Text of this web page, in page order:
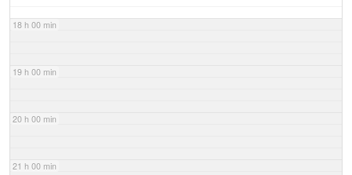
18 h 00 min
19 h 00 min
20 h 00 min
21 h 00 min